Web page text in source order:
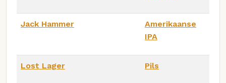
Jack Hammer
Amerikaanse
IPA
Lost Lager Pils